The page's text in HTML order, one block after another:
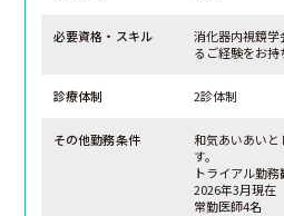
必要資格・スキル
消化器内視鏡学
るご経験をお持
診療体制 2診体制
その他勤務条件
和気あいあいと
す。
トライアル勤
2026年3月現
常勤医師4名